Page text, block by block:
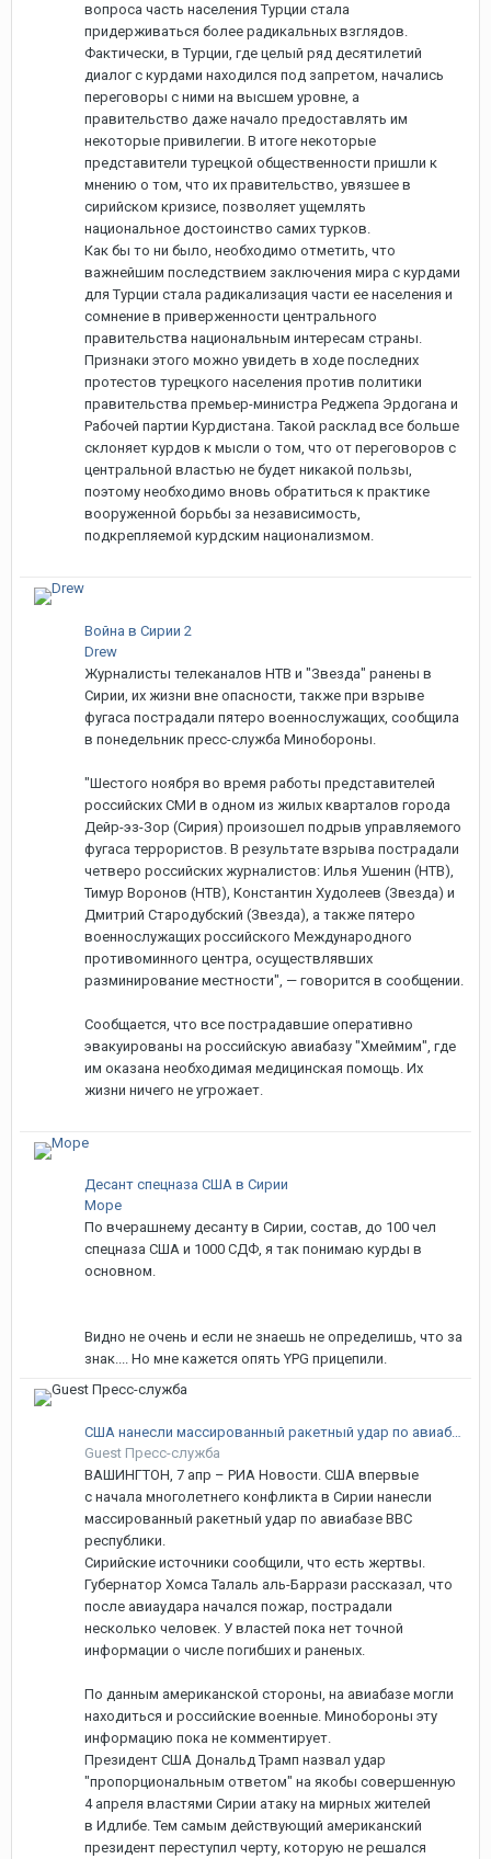
вопроса часть населения Турции стала
придерживаться более радикальных взглядов.
Фактически, в Турции, где целый ряд десятилетий
диалог с курдами находился под запретом, начались
переговоры с ними на высшем уровне, а
правительство даже начало предоставлять им
некоторые привилегии. В итоге некоторые
представители турецкой общественности пришли к
мнению о том, что их правительство, увязшее в
сирийском кризисе, позволяет ущемлять
национальное достоинство самих турков.
Как бы то ни было, необходимо отметить, что
важнейшим последствием заключения мира с курдами
для Турции стала радикализация части ее населения и
сомнение в приверженности центрального
правительства национальным интересам страны.
Признаки этого можно увидеть в ходе последних
протестов турецкого населения против политики
правительства премьер-министра Реджепа Эрдогана и
Рабочей партии Курдистана. Такой расклад все больше
склоняет курдов к мысли о том, что от переговоров с
центральной властью не будет никакой пользы,
поэтому необходимо вновь обратиться к практике
вооруженной борьбы за независимость,
подкрепляемой курдским национализмом.
Война в Сирии 2
Drew
Журналисты телеканалов НТВ и "Звезда" ранены в
Сирии, их жизни вне опасности, также при взрыве
фугаса пострадали пятеро военнослужащих, сообщила
в понедельник пресс-служба Минобороны.
"Шестого ноября во время работы представителей
российских СМИ в одном из жилых кварталов города
Дейр-эз-Зор (Сирия) произошел подрыв управляемого
фугаса террористов. В результате взрыва пострадали
четверо российских журналистов: Илья Ушенин (НТВ),
Тимур Воронов (НТВ), Константин Худолеев (Звезда) и
Дмитрий Стародубский (Звезда), а также пятеро
военнослужащих российского Международного
противоминного центра, осуществлявших
разминирование местности", — говорится в сообщении.
Сообщается, что все пострадавшие оперативно
эвакуированы на российскую авиабазу "Хмеймим", где
им оказана необходимая медицинская помощь. Их
жизни ничего не угрожает.
Десант спецназа США в Сирии
Море
По вчерашнему десанту в Сирии, состав, до 100 чел
спецназа США и 1000 СДФ, я так понимаю курды в
основном.
Видно не очень и если не знаешь не определишь, что за
знак.... Но мне кажется опять YPG прицепили.
Guest Пресс-служба
ВАШИНГТОН, 7 апр – РИА Новости. США впервые
с начала многолетнего конфликта в Сирии нанесли
массированный ракетный удар по авиабазе ВВС
республики.
Сирийские источники сообщили, что есть жертвы.
Губернатор Хомса Талаль аль-Баррази рассказал, что
после авиаудара начался пожар, пострадали
несколько человек. У властей пока нет точной
информации о числе погибших и раненых.
По данным американской стороны, на авиабазе могли
находиться и российские военные. Минобороны эту
информацию пока не комментирует.
Президент США Дональд Трамп назвал удар
"пропорциональным ответом" на якобы совершенную
4 апреля властями Сирии атаку на мирных жителей
в Идлибе. Тем самым действующий американский
президент переступил черту, которую не решался